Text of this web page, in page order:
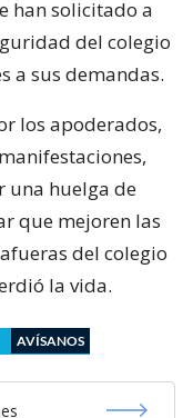
han solicitado a
del colegio
a sus demandas.
los apoderados,
una huelga de
que mejoren las
del colegio
la vida.
AVÍSANOS